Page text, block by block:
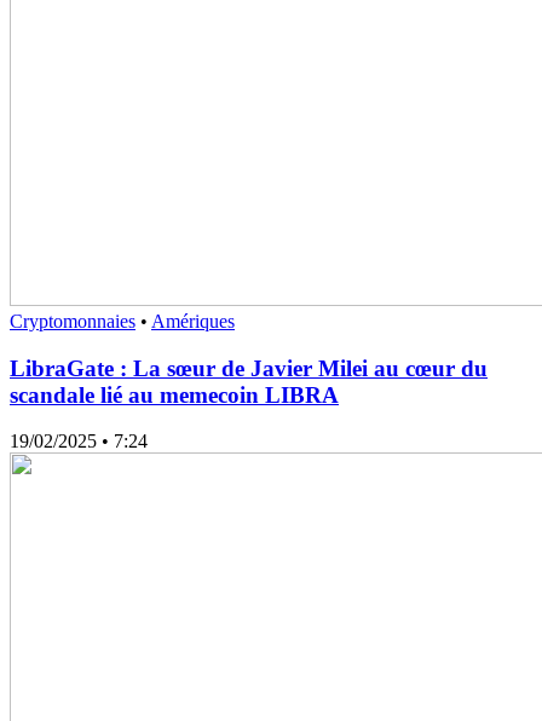
Cryptomonnaies • Amériques
LibraGate : La sœur de Javier Milei au cœur du
scandale lié au memecoin LIBRA
19/02/2025 • 7:24